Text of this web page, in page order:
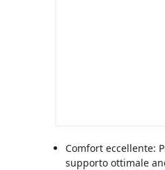
Comfort eccellente:
supporto ottimale